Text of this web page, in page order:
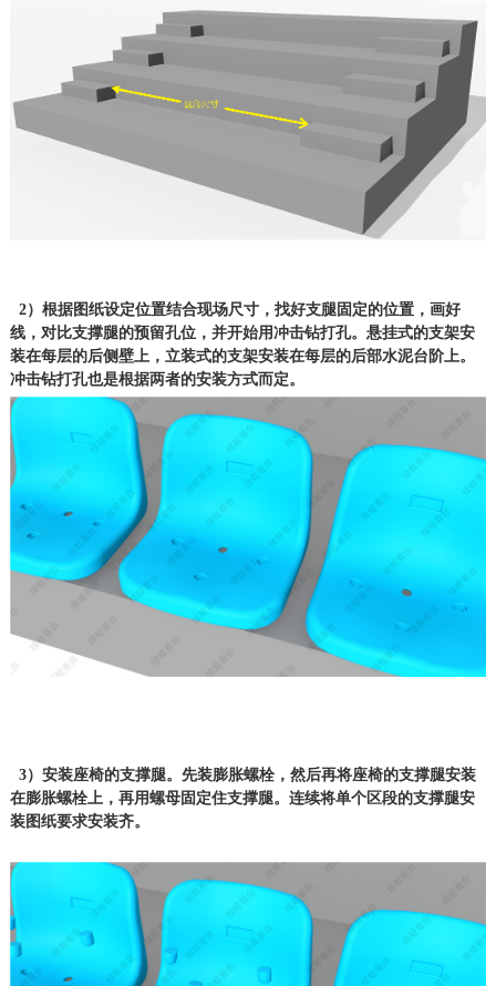
2）根据图纸设定位置结合现场尺寸，找好支腿固定的位置，画好
线，对比支撑腿的预留孔位，并开始用冲击钻打孔。悬挂式的支架安
装在每层的后侧壁上，立装式的支架安装在每层的后部水泥台阶上。
冲击钻打孔也是根据两者的安装方式而定。
3）安装座椅的支撑腿。先装膨胀螺栓，然后再将座椅的支撑腿安装
在膨胀螺栓上，再用螺母固定住支撑腿。连续将单个区段的支撑腿安
装图纸要求安装齐。